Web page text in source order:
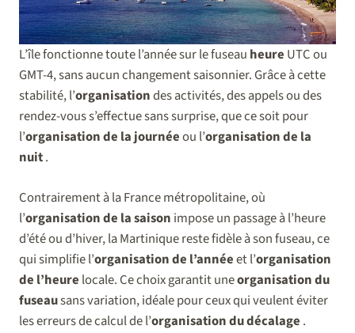
L’île fonctionne toute l’année sur le fuseau heure UTC ou
GMT-4, sans aucun changement saisonnier. Grâce à cette
stabilité, l’organisationdes activités, des appels ou des
rendez-vous s’effectue sans surprise, que ce soit pour
l’organisation de la journéeou l’organisation de la
nuit.
Contrairement à la France métropolitaine, où
l’organisation de la saison impose un passage à l’heure
d’été ou d’hiver, la Martinique reste fidèle à son fuseau, ce
qui simplifie l’organisation de l’annéeet l’organisation
de l’heure locale. Ce choix garantit uneorganisation du
fuseausans variation, idéale pour ceux qui veulent éviter
les erreurs de calcul de l’organisation du décalage .